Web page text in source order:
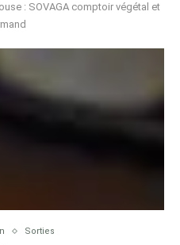
: SOVAGA comptoir végétal et
Sorties